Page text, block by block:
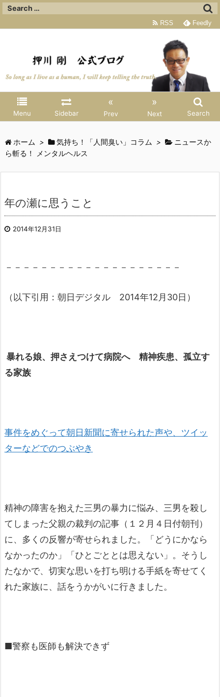
Menu Sidebar
«
Prev
»
Next Search
RSS Feedly
ホーム > 気持ち！「人間臭い」コラム >
ニュースか
ら斬る！ メンタルヘルス
年の瀬に思うこと
2014年12月31日
－－－－－－－－－－－－－－－－－－－－
（以下引用：朝日デジタル 2014年12月30日）
暴れる娘、押さえつけて病院へ 精神疾患、孤立す
る家族
事件をめぐって朝日新聞に寄せられた声や、ツイッ
ターなどでのつぶやき
精神の障害を抱えた三男の暴力に悩み、三男を殺し
てしまった父親の裁判の記事（１２月４日付朝刊）
に、多くの反響が寄せられました。「どうにかなら
なかったのか」「ひとごととは思えない」。そうし
たなかで、切実な思いを打ち明ける手紙を寄せてく
れた家族に、話をうかがいに行きました。
■警察も医師も解決できず